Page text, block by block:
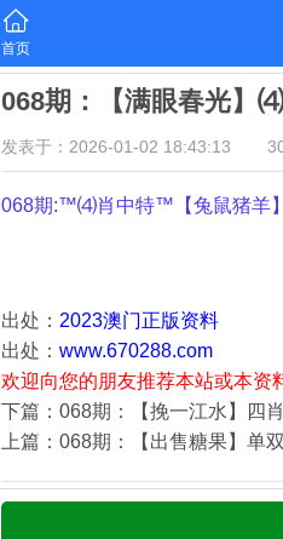
首页
068期：【满眼春光】
发表于：2026-01-02 18:43:13
068期:™⑷肖中特™【兔鼠猪羊
出处： 2023澳门正版资料
出处： www.670288.com
欢迎向您的朋友推荐本站或本资
下篇：068期：【挽一江水】四
上篇：068期：【出售糖果】单